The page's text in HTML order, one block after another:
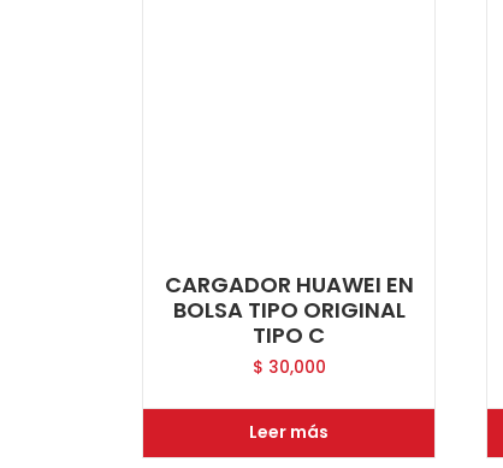
CARGADOR HUAWEI EN
BOLSA TIPO ORIGINAL
TIPO C
$ 30,000
Leer más